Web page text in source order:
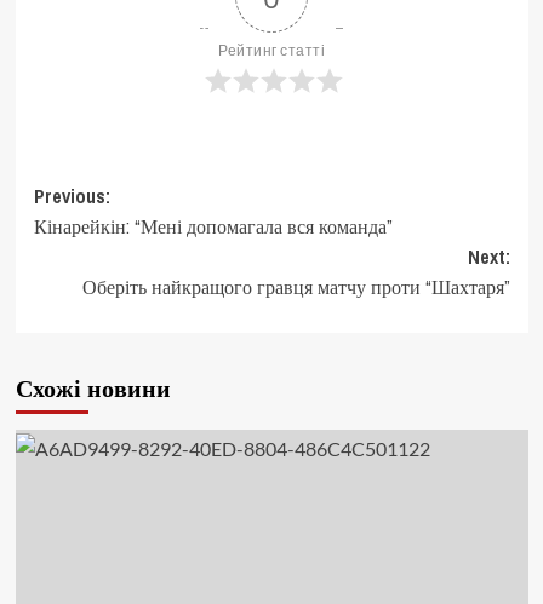
Рейтинг статті
Post
navigation
Previous:
Кінарейкін: “Мені допомагала вся команда”
Next:
Оберіть найкращого гравця матчу проти “Шахтаря”
Схожі новини